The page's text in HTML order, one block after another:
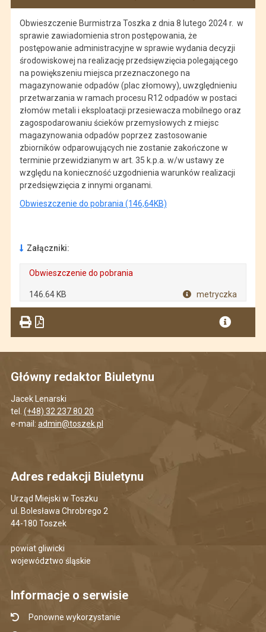
Obwieszczenie Burmistrza Toszka z dnia 8 lutego 2024 r. w
sprawie zawiadomienia stron postępowania, że
postępowanie administracyjne w sprawie wydania decyzji
środowiskowej na realizację przedsięwzięcia polegającego
na powiększeniu miejsca przeznaczonego na
magazynowanie odpadów (plac złomowy), uwzględnieniu
przetwarzania w ramach procesu R12 odpadów w postaci
złomów metali i eksploatacji przesiewacza mobilnego oraz
zagospodarowaniu ścieków przemysłowych z miejsc
magazynowania odpadów poprzez zastosowanie
zbiorników odparowujących nie zostanie zakończone w
terminie przewidzianym w art. 35 k.p.a. w/w ustawy ze
względu na konieczność uzgodnienia warunków realizacji
przedsięwzięcia z innymi organami.
Obwieszczenie do pobrania (146,64KB)
Załączniki:
Obwieszczenie do pobrania
146.64 KB metryczka
Główny redaktor Biuletynu
Jacek Lenarski
tel. (+48) 32 237 80 20
e-mail: admin@toszek.pl
Adres redakcji Biuletynu
Urząd Miejski w Toszku
ul. Bolesława Chrobrego 2
44-180 Toszek
powiat gliwicki
województwo śląskie
Informacje o serwisie
Ponowne wykorzystanie